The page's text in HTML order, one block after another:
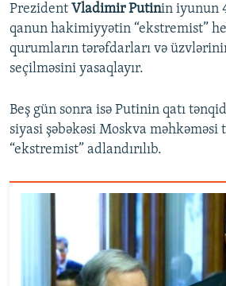
Prezident Vladimir Putinin iyunun
qanun hakimiyyətin “ekstremist”
qurumların tərəfdarları və
seçilməsini yasaqlayır.
Beş gün sonra isə Putinin qatı
siyasi şəbəkəsi Moskva məhkəməsi
“ekstremist” adlandırılıb.